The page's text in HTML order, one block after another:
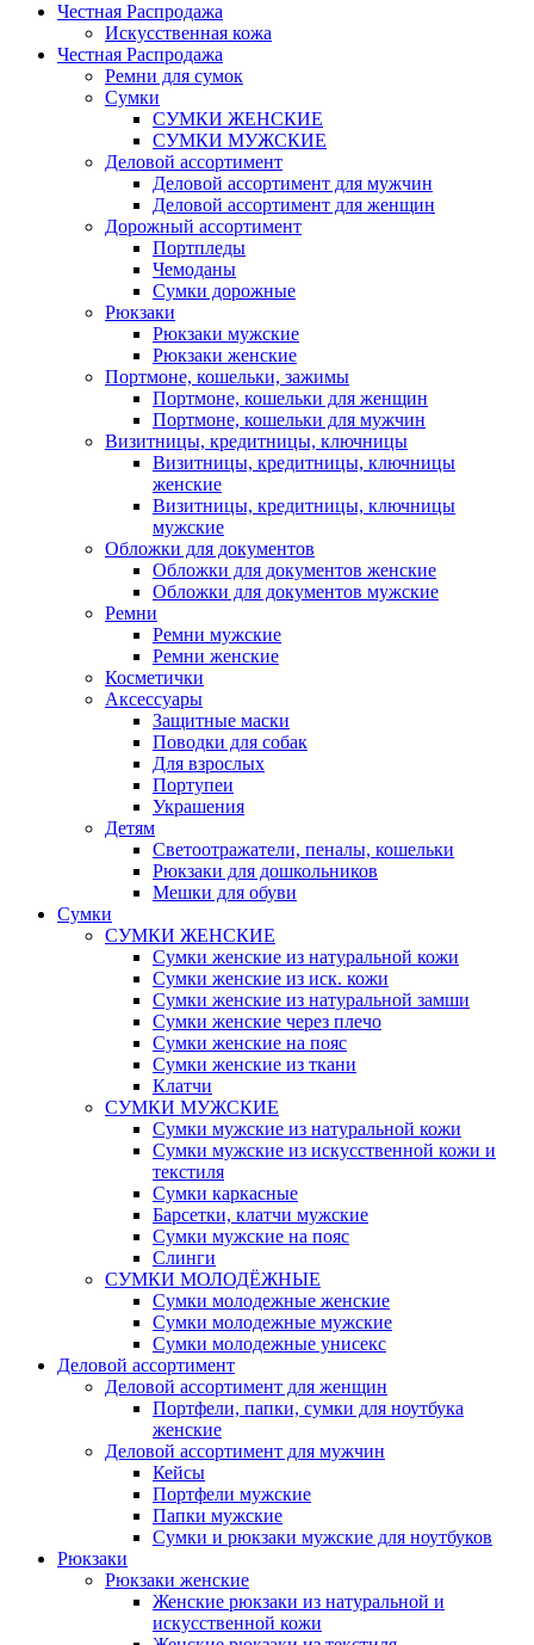
Честная Распродажа
Искусственная кожа
Честная Распродажа
Ремни для сумок
Сумки
СУМКИ ЖЕНСКИЕ
СУМКИ МУЖСКИЕ
Деловой ассортимент
Деловой ассортимент для мужчин
Деловой ассортимент для женщин
Дорожный ассортимент
Портпледы
Чемоданы
Сумки дорожные
Рюкзаки
Рюкзаки мужские
Рюкзаки женские
Портмоне, кошельки, зажимы
Портмоне, кошельки для женщин
Портмоне, кошельки для мужчин
Визитницы, кредитницы, ключницы
Визитницы, кредитницы, ключницы
женские
Визитницы, кредитницы, ключницы
мужские
Обложки для документов
Обложки для документов женские
Обложки для документов мужские
Ремни
Ремни мужские
Ремни женские
Косметички
Аксессуары
Защитные маски
Поводки для собак
Для взрослых
Портупеи
Украшения
Детям
Светоотражатели, пеналы, кошельки
Рюкзаки для дошкольников
Мешки для обуви
Сумки
СУМКИ ЖЕНСКИЕ
Сумки женские из натуральной кожи
Сумки женские из иск. кожи
Сумки женские из натуральной замши
Сумки женские через плечо
Сумки женские на пояс
Сумки женские из ткани
Клатчи
СУМКИ МУЖСКИЕ
Сумки мужские из натуральной кожи
Сумки мужские из искусственной кожи и
текстиля
Сумки каркасные
Барсетки, клатчи мужские
Сумки мужские на пояс
Слинги
СУМКИ МОЛОДЁЖНЫЕ
Сумки молодежные женские
Сумки молодежные мужские
Сумки молодежные унисекс
Деловой ассортимент
Деловой ассортимент для женщин
Портфели, папки, сумки для ноутбука
женские
Деловой ассортимент для мужчин
Кейсы
Портфели мужские
Папки мужские
Сумки и рюкзаки мужские для ноутбуков
Рюкзаки
Рюкзаки женские
Женские рюкзаки из натуральной и
искусственной кожи